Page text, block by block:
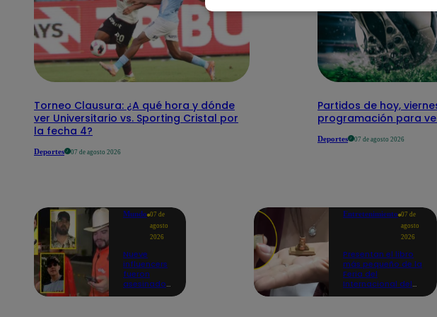
Torneo Clausura: ¿A qué hora y dónde
ver Universitario vs. Sporting Cristal por
la fecha 4?
Deportes 07 de agosto 2026
Partidos de hoy,
programación para
Deportes 07 de agosto 2026
Mundo 07 de
agosto
2026
Nueve
influencers
fueron
asesinados
Entretenimiento 07 de
agosto
2026
Presentan el libro
más pequeño de la
Feria del
Internacional del